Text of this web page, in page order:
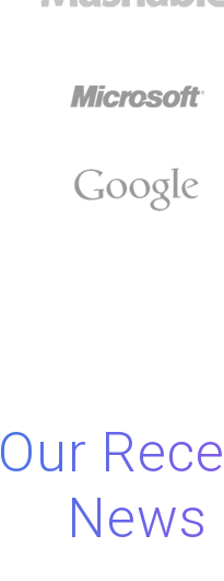
Our
News